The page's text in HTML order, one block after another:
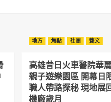
地方 焦點 社團 藝文
高雄昔日火車醫院華
親子遊樂園區 開幕日
職人帶路探秘 現地展
機廠歲月